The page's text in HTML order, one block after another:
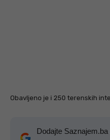
Obavljeno je i 250 terenskih
Dodajte